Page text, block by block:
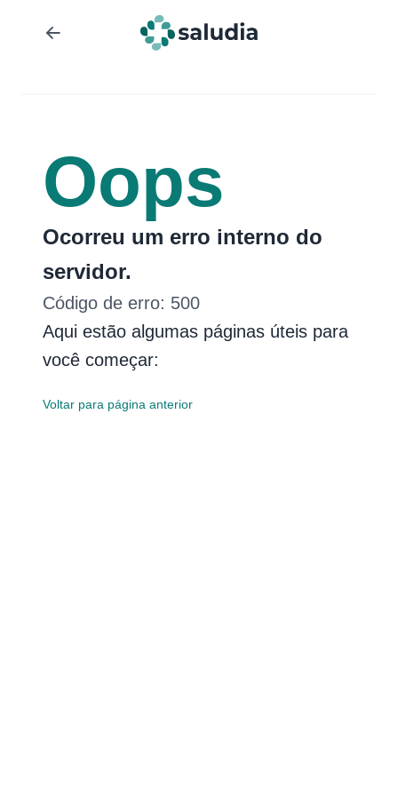
Oops
Ocorreu um erro interno do
servidor.
Código de erro: 500
Aqui estão algumas páginas úteis para
você começar:
Voltar para página anterior